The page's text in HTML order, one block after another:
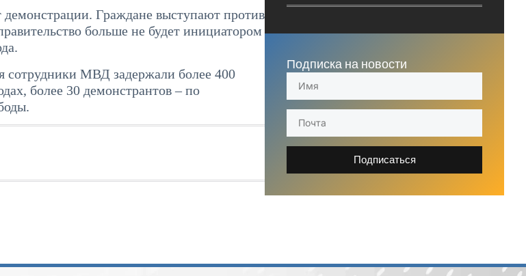
Граждане выступают против
больше не будет инициатором
сотрудники МВД задержали более 400
более 30 демонстрантов – по
Подписка на новости
Подписаться